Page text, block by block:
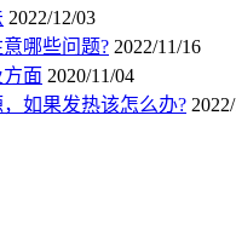
2022/12/03
哪些问题? 2022/11/16
面 2020/11/04
如果发热该怎么办?